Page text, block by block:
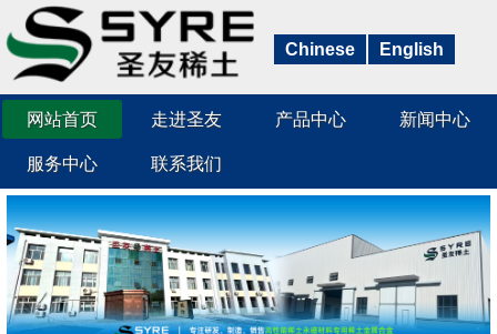
Chinese English
网站首页 走进圣友 产品中心 新闻中心
服务中心 联系我们